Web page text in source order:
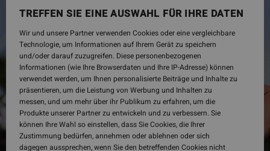
TREFFEN SIE EINE AUSWAHL FÜR IHRE DATEN
Wir und unsere Partner verwenden Cookies oder eine vergleichbare
Technologie, um Informationen auf Ihrem Gerät zu speichern
und/oder darauf zuzugreifen. Diese personenbezogenen
Informationen (wie Ihre Browserdaten und Ihre IP-Adresse) können
verwendet werden, um Ihnen personalisierte Beiträge und Inhalte zu
präsentieren, um die Leistung von Werbung und Inhalten zu
messen, und um mehr über ihr Publikum zu erfahren, um die
Produkte unserer Partner zu entwickeln und zu verbessern. Sie
können Ihre Wahl so einstellen, dass Sie Cookies, die Ihrer
Zustimmung bedürfen, annehmen oder ablehnen oder sich
dagegen aussprechen, wenn Sie den betreffenden Cookies nicht